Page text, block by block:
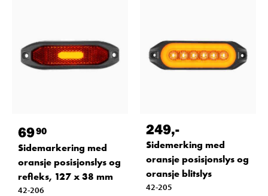
6990
Sidemarkering med
oransje posisjonslys og
refleks, 127 x 38 mm
42-206
249,-
Sidemerking med
oransje posisjonslys og
oransje blitslys
42-205